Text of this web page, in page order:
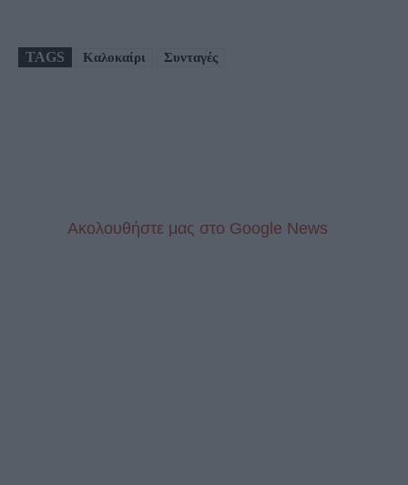
TAGS Καλοκαίρι Συνταγές
Aκολουθήστε μας στo Google News